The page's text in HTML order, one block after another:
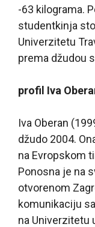
-63 kilograma.
studentkinja
Univerzitetu
prema džudou
profil Iva
Iva Oberan
džudo 2004.
na Evropskom
Ponosna je na
otvorenom
komunikaciju
na Univerzitetu